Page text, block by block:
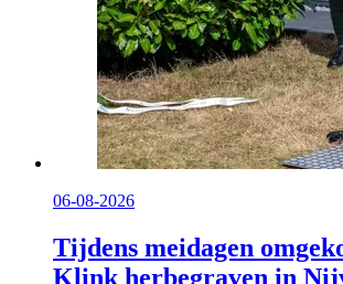
06-08-2026
Tijdens meidagen
Klink herbegraven in